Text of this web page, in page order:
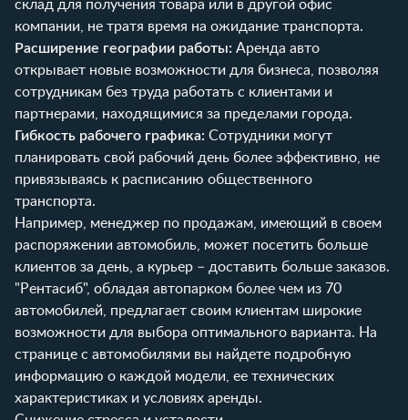
склад для получения товара или в другой офис
компании, не тратя время на ожидание транспорта.
Расширение географии работы: Аренда авто
открывает новые возможности для бизнеса, позволяя
сотрудникам без труда работать с клиентами и
партнерами, находящимися за пределами города.
Гибкость рабочего графика: Сотрудники могут
планировать свой рабочий день более эффективно, не
привязываясь к расписанию общественного
транспорта.
Например, менеджер по продажам, имеющий в своем
распоряжении автомобиль, может посетить больше
клиентов за день, а курьер – доставить больше заказов.
"Рентасиб", обладая автопарком более чем из 70
автомобилей, предлагает своим клиентам широкие
возможности для выбора оптимального варианта. На
странице с автомобилями вы найдете подробную
информацию о каждой модели, ее технических
характеристиках и условиях аренды.